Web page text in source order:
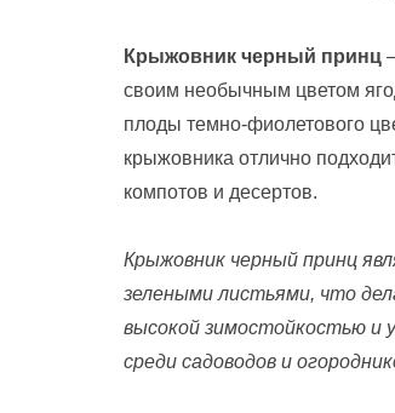
Крыжовник черный принц
своим необычным цветом
плоды темно-фиолетового
крыжовника отлично
компотов и десертов.
Крыжовник черный принц
зелеными листьями, что
высокой зимостойкостью и
среди садоводов и